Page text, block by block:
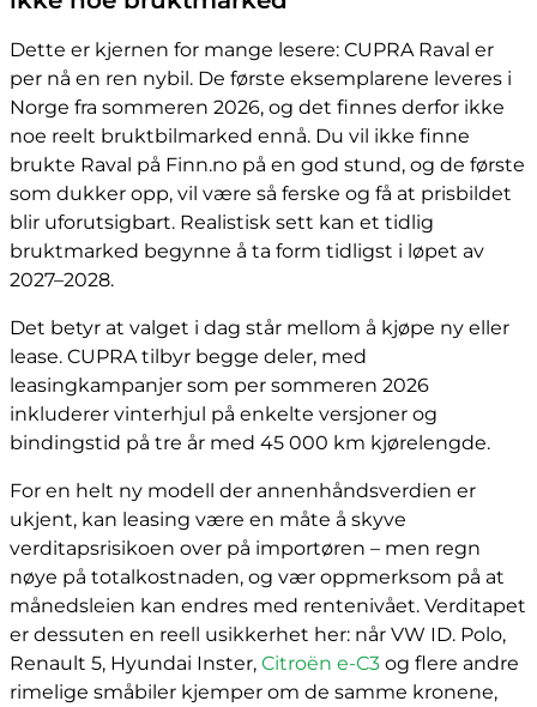
Dette er kjernen for mange lesere: CUPRA Raval er
per nå en ren nybil. De første eksemplarene leveres i
Norge fra sommeren 2026, og det finnes derfor ikke
noe reelt bruktbilmarked ennå. Du vil ikke finne
brukte Raval på Finn.no på en god stund, og de første
som dukker opp, vil være så ferske og få at prisbildet
blir uforutsigbart. Realistisk sett kan et tidlig
bruktmarked begynne å ta form tidligst i løpet av
2027–2028.
Det betyr at valget i dag står mellom å kjøpe ny eller
lease. CUPRA tilbyr begge deler, med
leasingkampanjer som per sommeren 2026
inkluderer vinterhjul på enkelte versjoner og
bindingstid på tre år med 45 000 km kjørelengde.
For en helt ny modell der annenhåndsverdien er
ukjent, kan leasing være en måte å skyve
verditapsrisikoen over på importøren – men regn
nøye på totalkostnaden, og vær oppmerksom på at
månedsleien kan endres med rentenivået. Verditapet
er dessuten en reell usikkerhet her: når VW ID. Polo,
Renault 5, Hyundai Inster, Citroën e-C3 og flere andre
rimelige småbiler kjemper om de samme kronene,